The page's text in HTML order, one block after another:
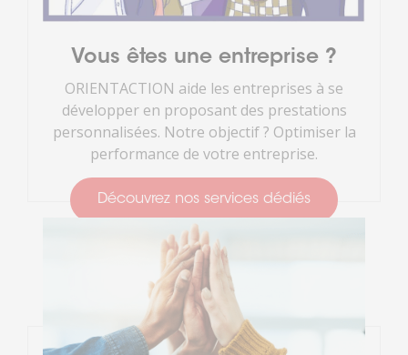
Vous êtes une entreprise ?
ORIENTACTION aide les entreprises à se
développer en proposant des prestations
personnalisées. Notre objectif ? Optimiser la
performance de votre entreprise.
Découvrez nos services dédiés